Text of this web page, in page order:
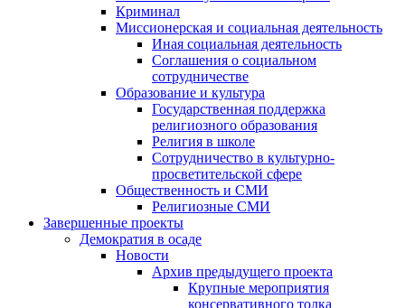
Криминал
Миссионерская и социальная деятельность
Иная социальная деятельность
Соглашения о социальном
сотрудничестве
Образование и культура
Государственная поддержка
религиозного образования
Религия в школе
Сотрудничество в культурно-
просветительской сфере
Общественность и СМИ
Религиозные СМИ
Завершенные проекты
Демократия в осаде
Новости
Архив предыдущего проекта
Крупные мероприятия
консервативного толка